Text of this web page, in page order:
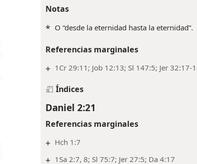
Daniel 2:20
Notas
Referencias marginales
+ 1Cr 29:11; Job 12:13; Sl 147:5; Jer 32:17-19
Índices
Daniel 2:21
Referencias marginales
+ Hch 1:7